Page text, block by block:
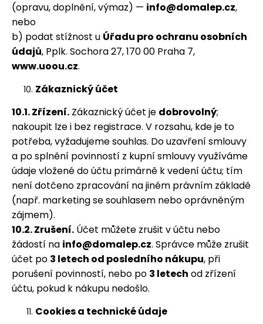
(opravu, doplnění, výmaz) — info@domalep.cz,
nebo
b) podat stížnost u Úřadu pro ochranu osobních
údajů, Pplk. Sochora 27, 170 00 Praha 7,
www.uoou.cz.
Zákaznický účet
10.1. Zřízení. Zákaznický účet je dobrovolný;
nakoupit lze i bez registrace. V rozsahu, kde je to
potřeba, vyžadujeme souhlas. Do uzavření smlouvy
a po splnění povinností z kupní smlouvy využíváme
údaje vložené do účtu primárně k vedení účtu; tím
není dotčeno zpracování na jiném právním základě
(např. marketing se souhlasem nebo oprávněným
zájmem).
10.2. Zrušení. Účet můžete zrušit v účtu nebo
žádostí na info@domalep.cz. Správce může zrušit
účet po 3 letech od posledního nákupu, při
porušení povinností, nebo po 3 letech od zřízení
účtu, pokud k nákupu nedošlo.
Cookies a technické údaje